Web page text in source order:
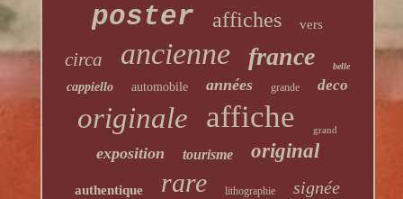
poster affiches vers
circa ancienne france belle
cappiello automobile années grande deco
originale affiche grand
exposition tourisme original
authentique rare lithographie signée